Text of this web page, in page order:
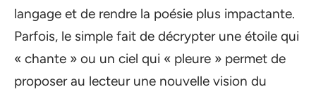
langage et de rendre la poésie plus impactante.
Parfois, le simple fait de décrypter une étoile qui
« chante » ou un ciel qui « pleure » permet de
proposer au lecteur une nouvelle vision du